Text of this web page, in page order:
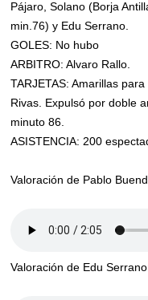
Pájaro, Solano (Borja
min.76) y Edu Serrano.
GOLES: No hubo
ARBITRO: Alvaro Rallo.
TARJETAS: Amarillas
Rivas. Expulsó por doble
minuto 86.
ASISTENCIA: 200
Valoración de Pablo
Valoración de Edu